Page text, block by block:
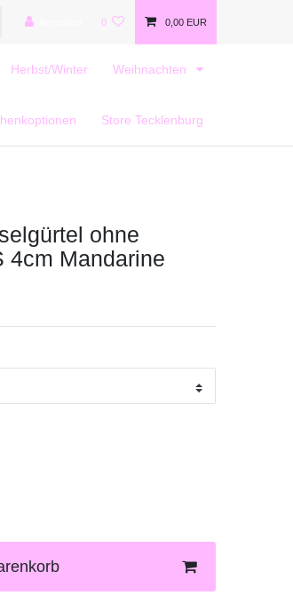
0 0,00 EUR
Herbst/Winter Weihnachten
Store Tecklenburg
ohne
4cm Mandarine